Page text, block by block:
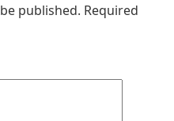
published. Required